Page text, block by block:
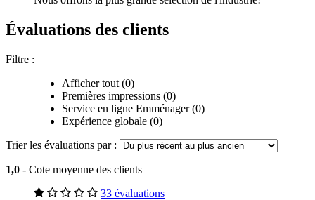
Évaluations des clients
Filtre :
Afficher tout (0)
Premières impressions (0)
Service en ligne Emménager (0)
Expérience globale (0)
Trier les évaluations par :
1,0 - Cote moyenne des clients
33 évaluations